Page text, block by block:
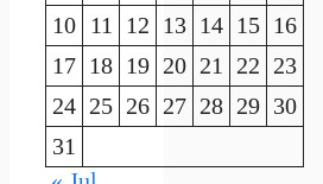
10 11 12 13 14 15 16
17 18 19 20 21 22 23
24 25 26 27 28 29 30
31